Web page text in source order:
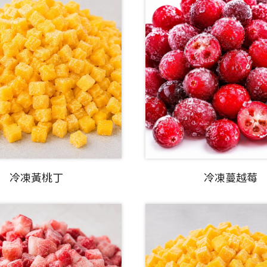
冷凍黃桃丁 冷凍蔓越莓